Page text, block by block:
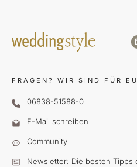
FRAGEN? WIR SIND FÜR
06838-51588-0
E-Mail schreiben
Community
Newsletter: Die besten Tipps